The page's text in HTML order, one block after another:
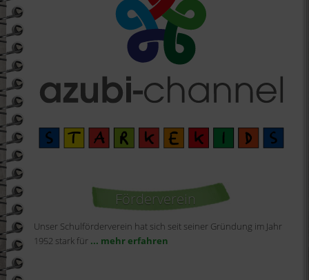
Förderverein
Unser Schulförderverein hat sich seit seiner Gründung im Jahr
1952 stark für ... mehr erfahren